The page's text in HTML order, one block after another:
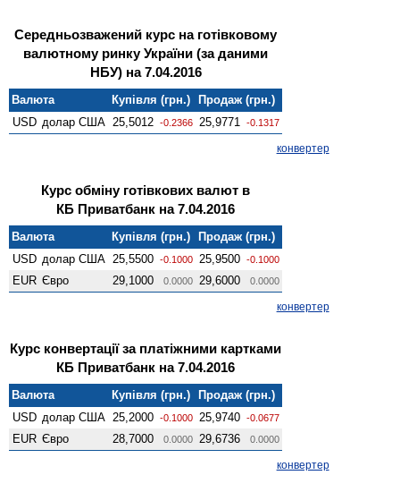
Середньозважений курс на готівковому
валютному ринку України (за даними
НБУ) на 7.04.2016
Валюта Купівля (грн.)
Продаж (грн.)
USD долар США 25,5012 -0.2366 25,9771 -0.1317
конвертер
Курс обміну готівкових валют в
КБ Приватбанк на 7.04.2016
Валюта Купівля (грн.)
Продаж (грн.)
USD долар США 25,5500 -0.1000 25,9500 -0.1000
EUR Євро 29,1000 0.0000 29,6000 0.0000
конвертер
Курс конвертації за платіжними картками
КБ Приватбанк на 7.04.2016
Валюта Купівля (грн.)
Продаж (грн.)
USD долар США 25,2000 -0.1000 25,9740 -0.0677
EUR Євро 28,7000 0.0000 29,6736 0.0000
конвертер